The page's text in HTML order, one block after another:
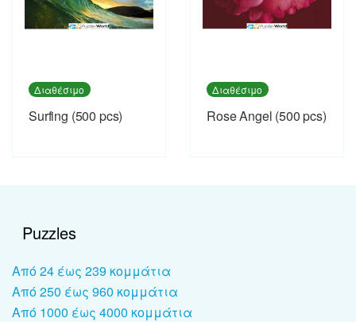
Διαθέσιμο
Surfing (500 pcs)
Διαθέσιμο
Rose Angel (500 pcs)
Puzzles
Από 24 έως 239 κομμάτια
Από 250 έως 960 κομμάτια
Από 1000 έως 4000 κομμάτια